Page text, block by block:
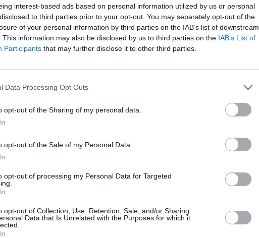
interest-based ads based on personal information utilized by us or personal
to third parties prior to your opt-out. You may separately opt-out of the
of your personal information by third parties on the IAB’s list of downstream
This information may also be disclosed by us to third parties on the IAB’s List of
Participants that may further disclose it to other third parties.
Data Processing Opt Outs
opt-out of the Sharing of my personal data.
opt-out of the Sale of my Personal Data.
opt-out of processing my Personal Data for Targeted
opt-out of Collection, Use, Retention, Sale, and/or Sharing
Data that Is Unrelated with the Purposes for which it
των υπουργών Εθνικής και Οικονομίας και
Κοινωνικής Συνοχής και Οικογένειας,
ΑΑΔΕ, καθορίζεται η διαδικασία καταβολής των
κάρτας.
δαπανούν τουλάχιστον το 50% του ποσού για
θα μπορούν να λαμβάνουν σε